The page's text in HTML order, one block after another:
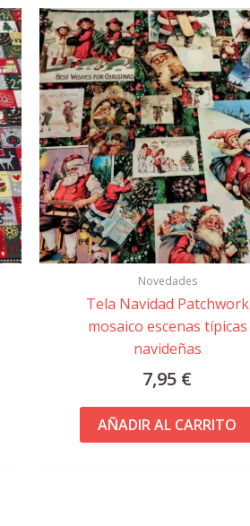
Novedades
Tela Navidad Patchwork
mosaico escenas típicas
navideñas
7,95 €
AÑADIR AL CARRITO